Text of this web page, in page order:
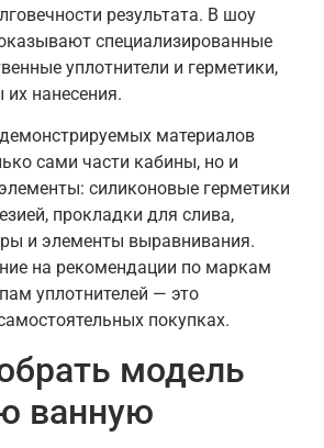
результата. В шоу
специализированные
уплотнители и герметики,
нанесения.
материалов
сами части кабины, но и
силиконовые герметики
прокладки для слива,
и элементы выравнивания.
на рекомендации по маркам
уплотнителей — это
покупках.
модель
ванную